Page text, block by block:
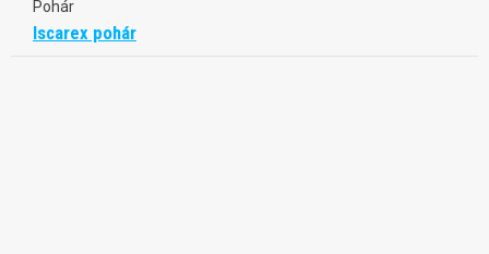
Pohár
Iscarex pohár